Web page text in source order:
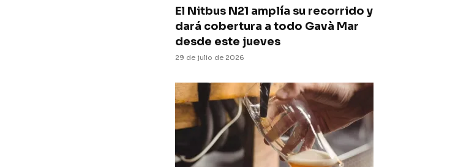
El Nitbus N21 amplía su recorrido y
dará cobertura a todo Gavà Mar
desde este jueves
29 de julio de 2026